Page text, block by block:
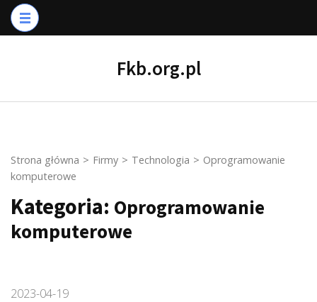
Skip
to
Fkb.org.pl
Strona główna > Firmy > Technologia > Oprogramowanie
komputerowe
Kategoria: Oprogramowanie
komputerowe
2023-04-19